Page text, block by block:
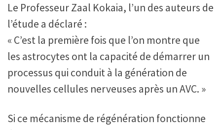
Le Professeur Zaal Kokaia, l’un des auteurs de
l’étude a déclaré :
« C’est la première fois que l’on montre que
les astrocytes ont la capacité de démarrer un
processus qui conduit à la génération de
nouvelles cellules nerveuses après un AVC. »
Si ce mécanisme de régénération fonctionne